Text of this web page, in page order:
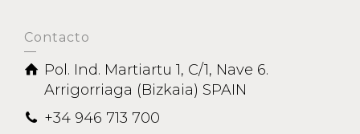
Contacto
Pol. Ind. Martiartu 1, C/1, Nave 6.
Arrigorriaga (Bizkaia) SPAIN
+34 946 713 700